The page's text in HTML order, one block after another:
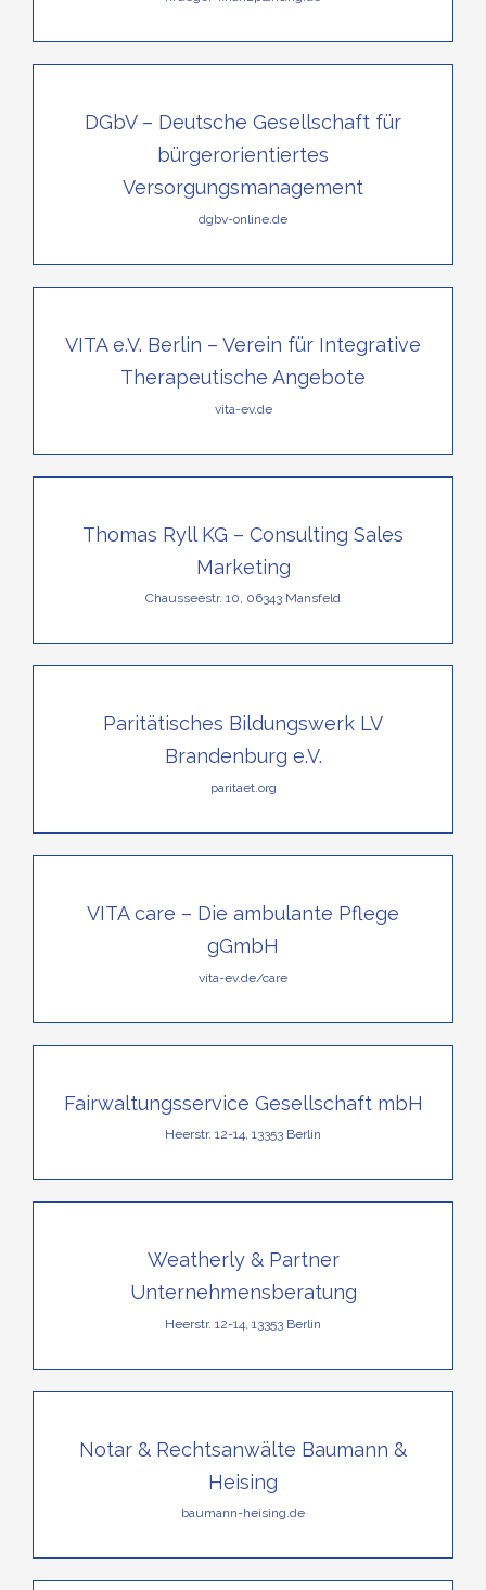
DGbV – Deutsche Gesellschaft für
bürgerorientiertes
Versorgungsmanagement
dgbv-online.de
VITA e.V. Berlin – Verein für Integrative
Therapeutische Angebote
vita-ev.de
Thomas Ryll KG – Consulting Sales
Marketing
Chausseestr. 10, 06343 Mansfeld
Paritätisches Bildungswerk LV
Brandenburg e.V.
paritaet.org
VITA care – Die ambulante Pflege
gGmbH
vita-ev.de/care
Fairwaltungsservice Gesellschaft mbH
Heerstr. 12-14, 13353 Berlin
Weatherly & Partner
Unternehmensberatung
Heerstr. 12-14, 13353 Berlin
Notar & Rechtsanwälte Baumann &
Heising
baumann-heising.de